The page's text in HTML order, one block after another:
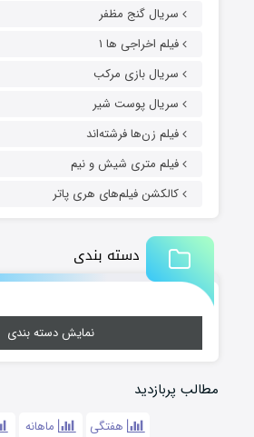
سریال گنج مظفر
فیلم اخراجی ها ۱
سریال بازی مرکب
سریال پوست شیر
فیلم زن‌ها فرشته‌اند
فیلم متری شیش و نیم
کالکشن فیلم‌های هری پاتر
دسته بندی
نمایش دسته بندی
مطالب پربازدید
هفتگی ماهانه